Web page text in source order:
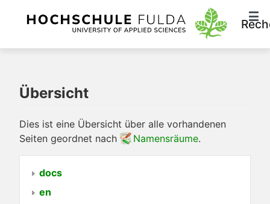
Übersicht
Dies ist eine Übersicht über alle vorhandenen
Seiten geordnet nach
Namensräume.
docs
en